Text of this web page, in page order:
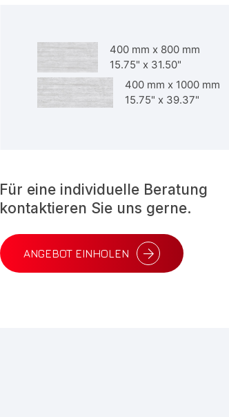
400 mm x 800 mm
15.75" x 31.50"
400 mm x 1000 mm
15.75" x 39.37"
Für eine individuelle Beratung
kontaktieren Sie uns gerne.
ANGEBOT EINHOLEN